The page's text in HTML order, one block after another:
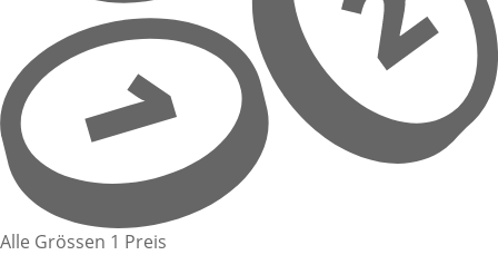
Alle Grössen 1 Preis